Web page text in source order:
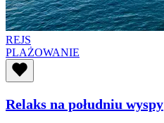
REJS
PLAŻOWANIE
Relaks na południu wyspy